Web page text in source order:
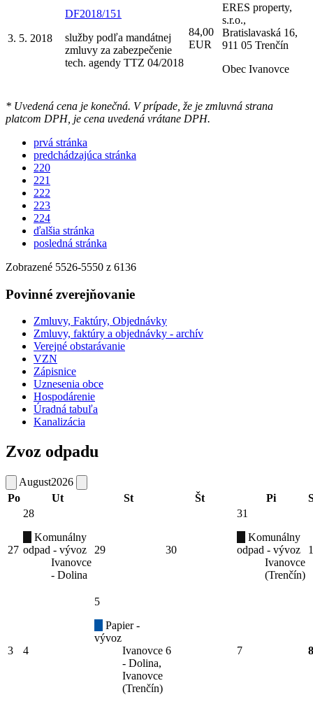
3. 5. 2018
DF2018/151
služby podľa mandátnej
zmluvy za zabezpečenie
tech. agendy TTZ 04/2018
84,00
EUR
ERES property,
s.r.o.,
Bratislavaská 16,
911 05 Trenčín
Obec Ivanovce
* Uvedená cena je konečná. V prípade, že je zmluvná strana
platcom DPH, je cena uvedená vrátane DPH.
prvá stránka
predchádzajúca stránka
220
221
222
223
224
ďalšia stránka
posledná stránka
Zobrazené 5526-5550 z 6136
Povinné zverejňovanie
Zmluvy, Faktúry, Objednávky
Zmluvy, faktúry a objednávky - archív
Verejné obstarávanie
VZN
Zápisnice
Uznesenia obce
Hospodárenie
Úradná tabuľa
Kanalizácia
Zvoz odpadu
August2026
Po
Ut St Št Pi
27
28
Komunálny
odpad - vývoz
Ivanovce
- Dolina
29 30
31
Komunálny
odpad - vývoz
Ivanovce
(Trenčín)
1
3 4
5
Papier -
vývoz
Ivanovce
- Dolina,
Ivanovce
(Trenčín)
6 7 8